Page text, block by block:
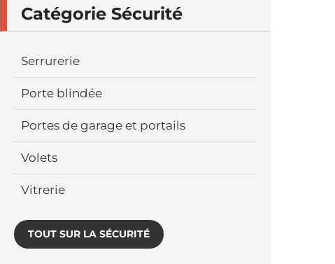
Catégorie Sécurité
Serrurerie
Porte blindée
Portes de garage et portails
Volets
Vitrerie
TOUT SUR LA SÉCURITÉ